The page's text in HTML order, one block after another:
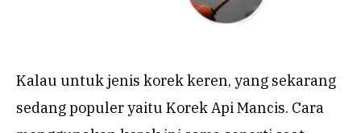
Kalau untuk jenis korek keren, yang sekarang
sedang populer yaitu Korek Api Mancis. Cara